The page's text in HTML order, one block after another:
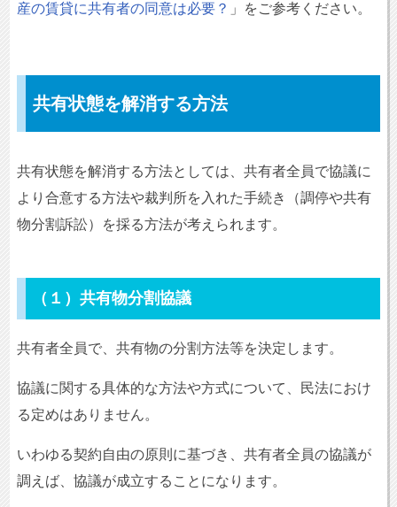
産の賃貸に共有者の同意は必要？ 」をご参考ください。
共有状態を解消する方法
共有状態を解消する方法としては、共有者全員で協議に
より合意する方法や裁判所を入れた手続き（調停や共有
物分割訴訟）を採る方法が考えられます。
（１）共有物分割協議
共有者全員で、共有物の分割方法等を決定します。
協議に関する具体的な方法や方式について、民法におけ
る定めはありません。
いわゆる契約自由の原則に基づき、共有者全員の協議が
調えば、協議が成立することになります。